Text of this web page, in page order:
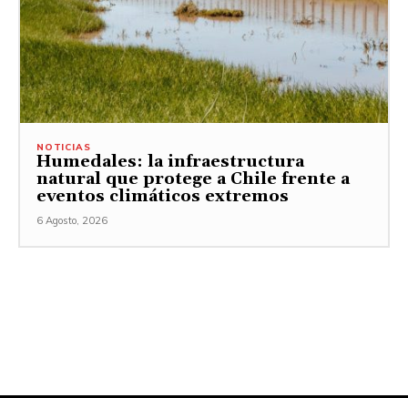
NOTICIAS
Humedales: la infraestructura
natural que protege a Chile frente a
eventos climáticos extremos
6 Agosto, 2026